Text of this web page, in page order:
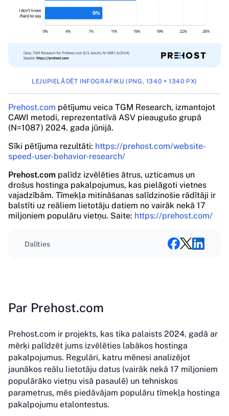
LEJUPIELĀDĒT INFOGRAFIKU (PNG, 1340 × 1340 PX)
Prehost.com pētījumu veica TGM Research, izmantojot
CAWI metodi, reprezentatīvā ASV pieaugušo grupā
(N=1087) 2024. gada jūnijā.
Sīki pētījuma rezultāti: https://prehost.com/website-
speed-user-behavior-research/
Prehost.com palīdz izvēlēties ātrus, uzticamus un
drošus hostinga pakalpojumus, kas pielāgoti vietnes
vajadzībām. Tīmekļa mitināšanas salīdzinošie rādītāji ir
balstīti uz reāliem lietotāju datiem no vairāk nekā 17
miljoniem populāru vietņu. Saite: https://prehost.com/
Dalīties
Par Prehost.com
Prehost.com ir projekts, kas tika palaists 2024. gadā ar
mērķi palīdzēt jums izvēlēties labākos hostinga
pakalpojumus. Regulāri, katru mēnesi analizējot
jaunākos reālu lietotāju datus (vairāk nekā 17 miljoniem
populārāko vietņu visā pasaulē) un tehniskos
parametrus, mēs piedāvājam populāru tīmekļa hostinga
pakalpojumu etalontestus.